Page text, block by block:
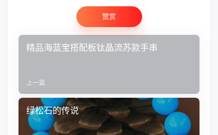
赞赏
精品海蓝宝搭配板钛晶流苏款手串
上一篇
绿松石的传说